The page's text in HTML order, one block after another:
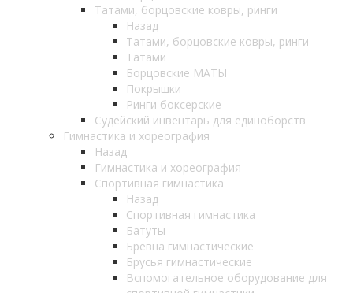
Татами, борцовские ковры, ринги
Назад
Татами, борцовские ковры, ринги
Татами
Борцовские МАТЫ
Покрышки
Ринги боксерские
Судейский инвентарь для единоборств
Гимнастика и хореография
Назад
Гимнастика и хореография
Спортивная гимнастика
Назад
Спортивная гимнастика
Батуты
Бревна гимнастические
Брусья гимнастические
Вспомогательное оборудование для